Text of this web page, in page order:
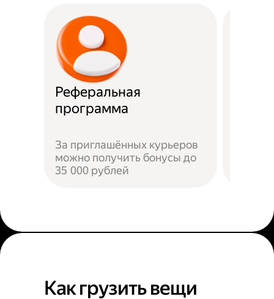
Реферальная
программа
За приглашённых курьеров
можно получить бонусы до
35 000 рублей
Как грузить вещи